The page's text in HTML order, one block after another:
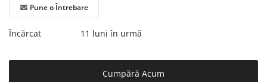
Pune o Întrebare
Încărcat 11 luni în urmă
Cumpără Acum